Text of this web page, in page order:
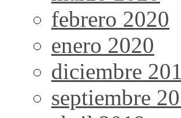
febrero 2020
enero 2020
diciembre
septiembre